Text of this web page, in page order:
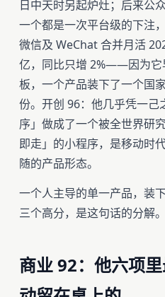
日中天时另起炉灶；后来公
一个都是一次平台级的下注
微信及 WeChat 合并月活
亿，同比只增 2%——因为它
板，一个产品装下了一个国
份。开创 96：他几乎凭一己
序」做成了一个被全世界
即走」的小程序，是移动时
随的产品形态。
一个人主导的单一产品，
三个高分，是这句话的分解。
商业 92：他六项